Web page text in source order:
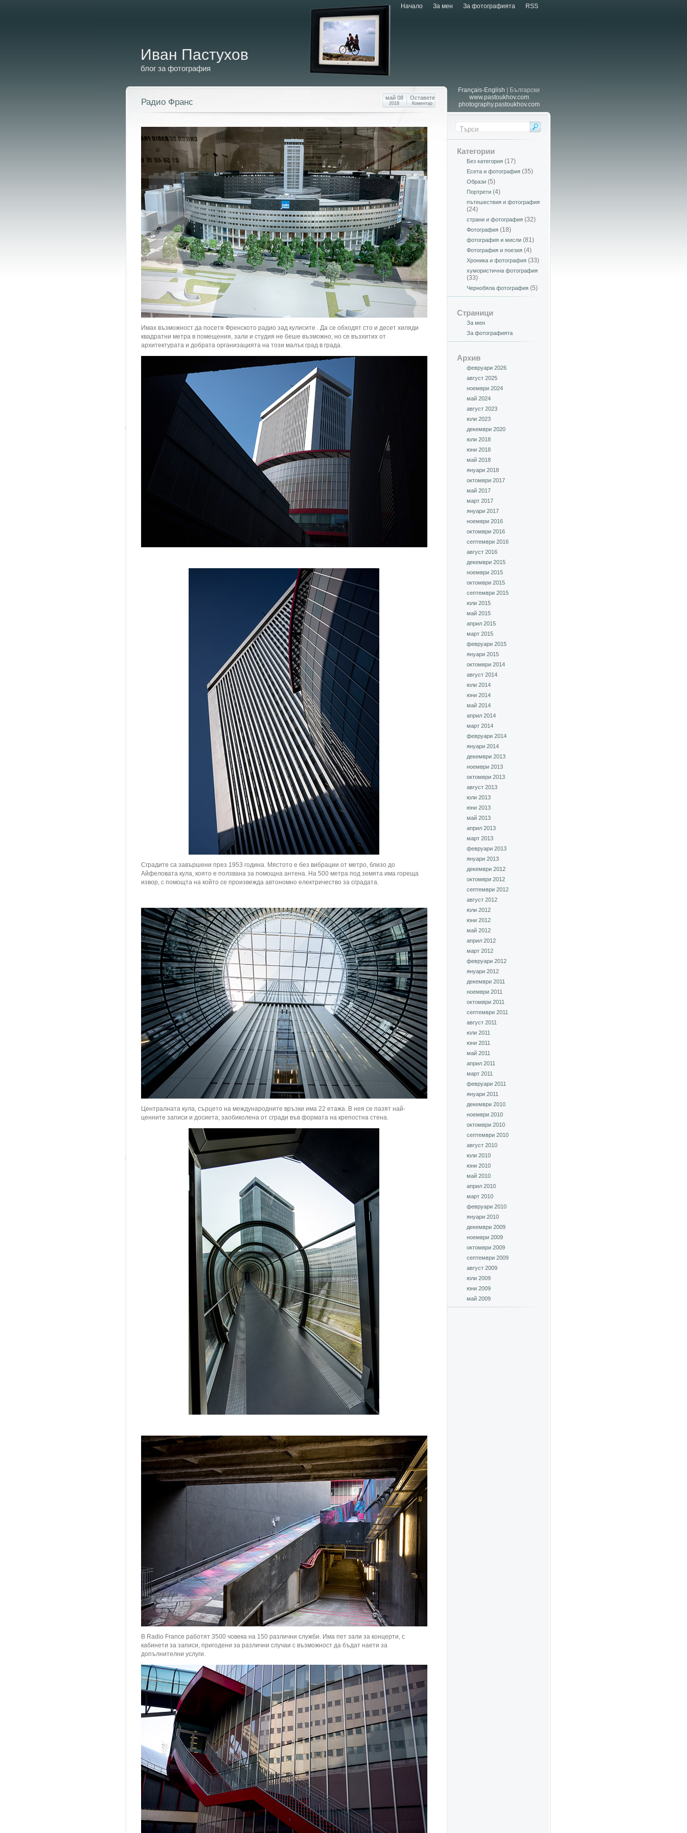
Начало За мен За фотографията RSS
Иван Пастухов
блог за фотография
Радио Франс май 08
2018
Оставете
Коментар
Имах възможност да посетя Френското радио зад кулисите . Да се обходят сто и десет хиляди
квадратни метра в помещения, зали и студия не беше възможно, но се възхитих от
архитектурата и добрата организацията на този малък град в града.
Сградите са завършени през 1953 година. Мястото е без вибрации от метро, близо до
Айфеловата кула, която е ползвана за помощна антена. На 500 метра под земята има гореща
извор, с помощта на който се произвежда автономно електричество за сградата.
Централната кула, сърцето на международните връзки има 22 етажа. В нея се пазят най-
ценните записи и досиета, заобиколена от сгради във формата на крепостна стена.
В Radio France работят 3500 човека на 150 различни служби. Има пет зали за концерти, с
кабинети за записи, пригодени за различни случаи с възможност да бъдат наети за
допълнителни услуги.
Français-English | Български
www.pastoukhov.com
photography.pastoukhov.com
Категории
Без категория (17)
Есета и фотография (35)
Образи (5)
Портрети (4)
пътешествия и фотография
(24)
страни и фотография (32)
Фотография (18)
фотография и мисли (81)
Фотография и поезия (4)
Хроника и фотография (33)
хумористична фотография
(33)
Чернобяла фотография (5)
Страници
За мен
За фотографията
Архив
февруари 2026
август 2025
ноември 2024
май 2024
август 2023
юли 2023
декември 2020
юли 2018
юни 2018
май 2018
януари 2018
октомври 2017
май 2017
март 2017
януари 2017
ноември 2016
октомври 2016
септември 2016
август 2016
декември 2015
ноември 2015
октомври 2015
септември 2015
юли 2015
май 2015
април 2015
март 2015
февруари 2015
януари 2015
октомври 2014
август 2014
юли 2014
юни 2014
май 2014
април 2014
март 2014
февруари 2014
януари 2014
декември 2013
ноември 2013
октомври 2013
август 2013
юли 2013
юни 2013
май 2013
април 2013
март 2013
февруари 2013
януари 2013
декември 2012
октомври 2012
септември 2012
август 2012
юли 2012
юни 2012
май 2012
април 2012
март 2012
февруари 2012
януари 2012
декември 2011
ноември 2011
октомври 2011
септември 2011
август 2011
юли 2011
юни 2011
май 2011
април 2011
март 2011
февруари 2011
януари 2011
декември 2010
ноември 2010
октомври 2010
септември 2010
август 2010
юли 2010
юни 2010
май 2010
април 2010
март 2010
февруари 2010
януари 2010
декември 2009
ноември 2009
октомври 2009
септември 2009
август 2009
юли 2009
юни 2009
май 2009